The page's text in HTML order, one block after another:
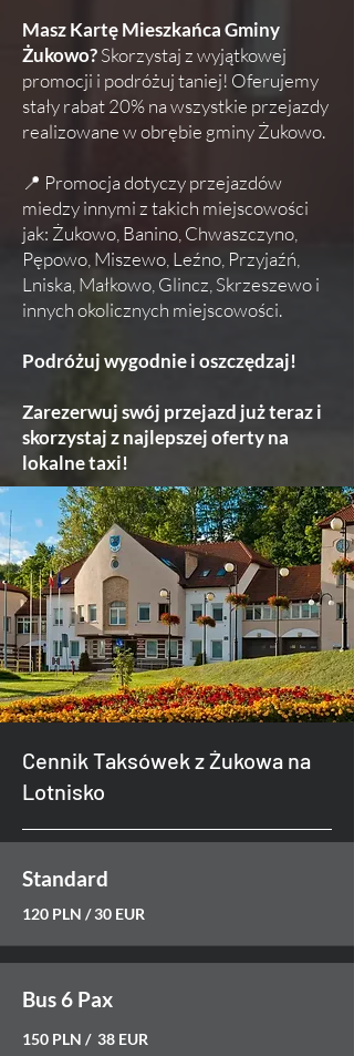
Masz Kartę Mieszkańca Gminy
Żukowo?Skorzystaj z wyjątkowej
promocji i podróżuj taniej! Oferujemy
stały rabat 20% na wszystkie przejazdy
realizowane w obrębie gminy Żukowo.
📍 Promocja dotyczy przejazdów
miedzy innymi z takich miejscowości
jak: Żukowo, Banino, Chwaszczyno,
Pępowo, Miszewo, Leźno, Przyjaźń,
Lniska, Małkowo, Glincz, Skrzeszewo i
innych okolicznych miejscowości.
Podróżuj wygodnie i oszczędzaj!
Zarezerwuj swój przejazd już teraz i
skorzystaj z najlepszej oferty na
lokalne taxi!
Cennik Taksówek z Żukowa na
Lotnisko
Standard
120 PLN / 30 EUR
Bus 6 Pax
150 PLN / 38 EUR